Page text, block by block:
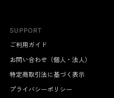
SUPPORT
ご利用ガイド
お問い合わせ（個人・法人）
特定商取引法に基づく表示
プライバシーポリシー